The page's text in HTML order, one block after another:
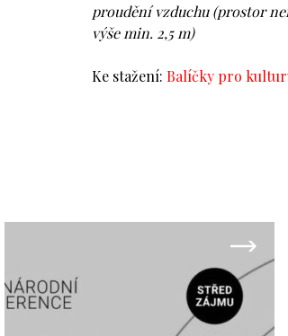
proudění vzduchu (prostor
výše min. 2,5 m)
Ke stažení: Balíčky pro